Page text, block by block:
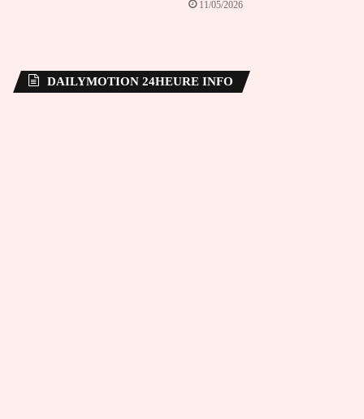
11/05/2026
DAILYMOTION 24HEURE INFO